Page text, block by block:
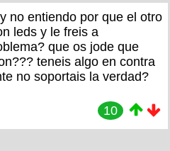
no entiendo por que el otro
leds y le freis a
que os jode que
teneis algo en contra
no soportais la verdad?
10